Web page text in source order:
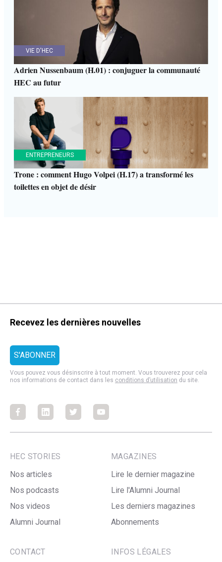
VIE D'HEC
Adrien Nussenbaum (H.01) : conjuguer la communauté
HEC au futur
ENTREPRENEURS
Trone : comment Hugo Volpei (H.17) a transformé les
toilettes en objet de désir
Recevez les dernières nouvelles
Vous pouvez vous désinscrire à tout moment. Vous trouverez pour cela
nos informations de contact dans les conditions d’utilisation du site.
FacebookFacebookFacebookFacebook
HEC STORIES
Nos articles
Nos podcasts
Nos videos
Alumni Journal
MAGAZINES
Lire le dernier magazine
Lire l'Alumni Journal
Les derniers magazines
Abonnements
CONTACT INFOS LÉGALES